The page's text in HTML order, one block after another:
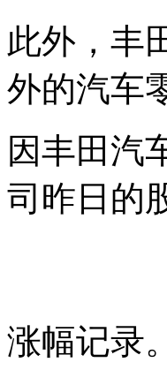
此外，丰
外的汽车
因丰田汽
司昨日的
涨幅记录